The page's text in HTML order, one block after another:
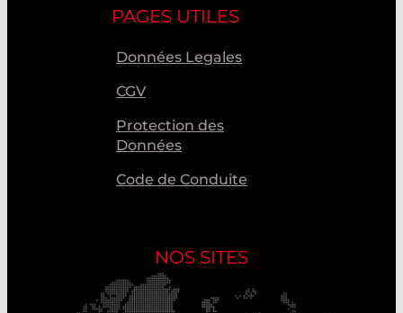
PAGES UTILES
Données Legales
CGV
Protection des
Données
Code de Conduite
NOS SITES